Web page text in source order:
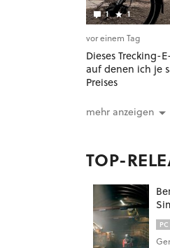
1 1
vor einem Tag
Dieses Trecking-
auf denen ich je
Preises
mehr anzeigen
TOP-
PC